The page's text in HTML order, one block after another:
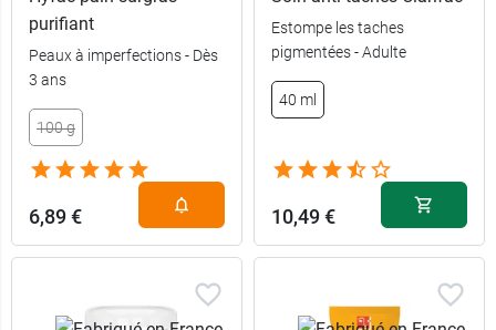
purifiant
Peaux à imperfections - Dès
3 ans
100 g
6,89 €
Estompe les taches
pigmentées - Adulte
40 ml
10,49 €